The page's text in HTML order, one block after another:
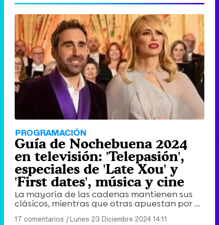
PROGRAMACIÓN
Guía de Nochebuena 2024
en televisión: 'Telepasión',
especiales de 'Late Xou' y
'First dates', música y cine
La mayoría de las cadenas mantienen sus
clásicos, mientras que otras apuestan por ...
17 comentarios |Lunes 23 Diciembre 2024 14:11